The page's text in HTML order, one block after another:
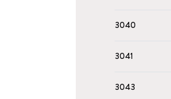
3040
3041
3043